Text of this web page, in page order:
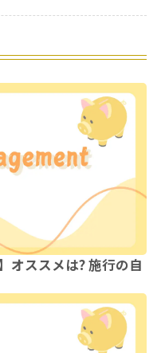
オススメは? 施行の自